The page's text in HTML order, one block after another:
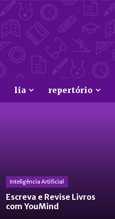
lia repertório
Inteligência Artificial
Escreva e Revise Livros
com YouMind